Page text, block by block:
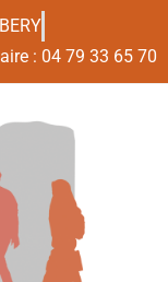
: 04 79 33 65 70